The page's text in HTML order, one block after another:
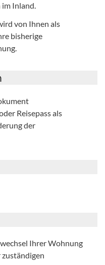
im Inland.
von Ihnen als
bisherige
Reisepass als
der
Ihrer Wohnung